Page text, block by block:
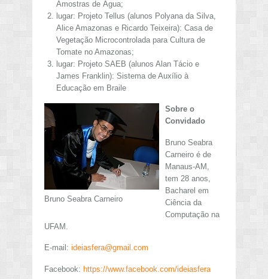
Amostras de Água;
lugar: Projeto Tellus (alunos Polyana da Silva,
Alice Amazonas e Ricardo Teixeira): Casa de
Vegetação Microcontrolada para Cultura de
Tomate no Amazonas;
lugar: Projeto SAEB (alunos Alan Tácio e
James Franklin): Sistema de Auxílio à
Educação em Braile
Bruno Seabra Carneiro
Sobre o
Convidado
Bruno Seabra
Carneiro é de
Manaus-AM,
tem 28 anos,
Bacharel em
Ciência da
Computação na
UFAM.
E-mail: ideiasfera@gmail.com
Facebook: https://www.facebook.com/ideiasfera